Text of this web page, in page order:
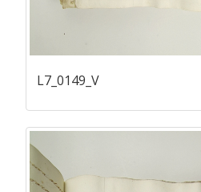
L7_0149_V